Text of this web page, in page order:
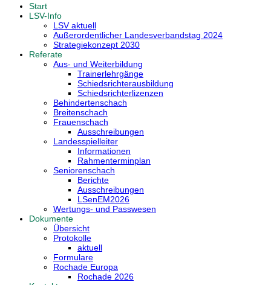
Start
LSV-Info
LSV aktuell
Außerordentlicher Landesverbandstag 2024
Strategiekonzept 2030
Referate
Aus- und Weiterbildung
Trainerlehrgänge
Schiedsrichterausbildung
Schiedsrichterlizenzen
Behindertenschach
Breitenschach
Frauenschach
Ausschreibungen
Landesspielleiter
Informationen
Rahmenterminplan
Seniorenschach
Berichte
Ausschreibungen
LSenEM2026
Wertungs- und Passwesen
Dokumente
Übersicht
Protokolle
aktuell
Formulare
Rochade Europa
Rochade 2026